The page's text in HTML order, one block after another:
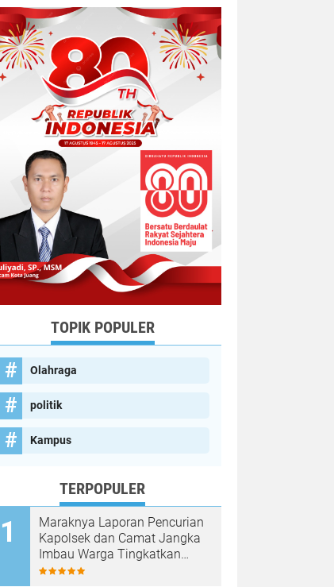
TOPIK POPULER
Olahraga
politik
Kampus
TERPOPULER
Maraknya Laporan Pencurian
Kapolsek dan Camat Jangka
Imbau Warga Tingkatkan
Kewaspadaan